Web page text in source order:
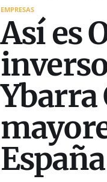
EMPRESAS
Así es
Ybarra
España